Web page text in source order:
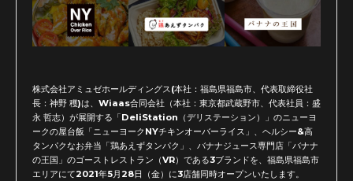
株式会社アミュゼホールディングス(本社：福島県福島市、代表取締役社
長：神野 穫)は、Wiaas合同会社（本社：東京都武蔵野市、代表社員：盛
永 哲志）が展開する「DeliStation（デリステーション）」のニューヨ
ークの屋台飯「ニューヨークNYチキンオーバーライス」、ヘルシー&高
タンパクなお弁当「鶏あえずタンパク」、バナナジュース専門店「バナナ
の王国」のゴーストレストラン（VR）である3ブランドを、福島県福島市
エリアにて2021年5月28日（金）に3店舗同時オープンいたします。